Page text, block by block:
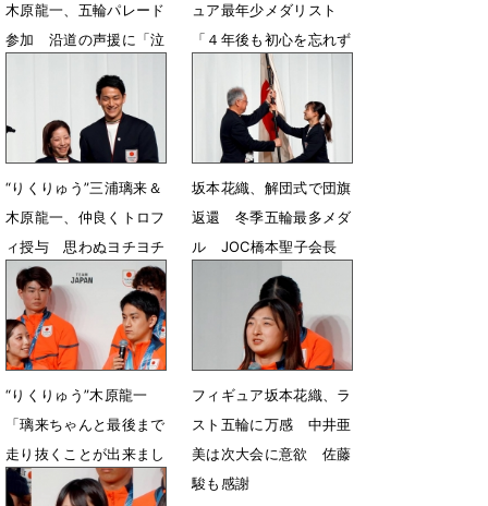
木原龍一、五輪パレード
参加 沿道の声援に「泣
4月25日 13時10分
ュア最年少メダリスト
「４年後も初心を忘れず
スケートを楽しんで」
2月26日 08時49分
“りくりゅう”三浦璃来＆
木原龍一、仲良くトロフ
ィ授与 思わぬヨチヨチ
歩きに笑顔全開
2月26日 08時20分
坂本花織、解団式で団旗
返還 冬季五輪最多メダ
ル JOC橋本聖子会長
「大きな誇り」
2月26日 08時15分
“りくりゅう”木原龍一
「璃来ちゃんと最後まで
走り抜くことが出来まし
た」帰国会見で感謝
フィギュア坂本花織、ラ
スト五輪に万感 中井亜
美は次大会に意欲 佐藤
駿も感謝